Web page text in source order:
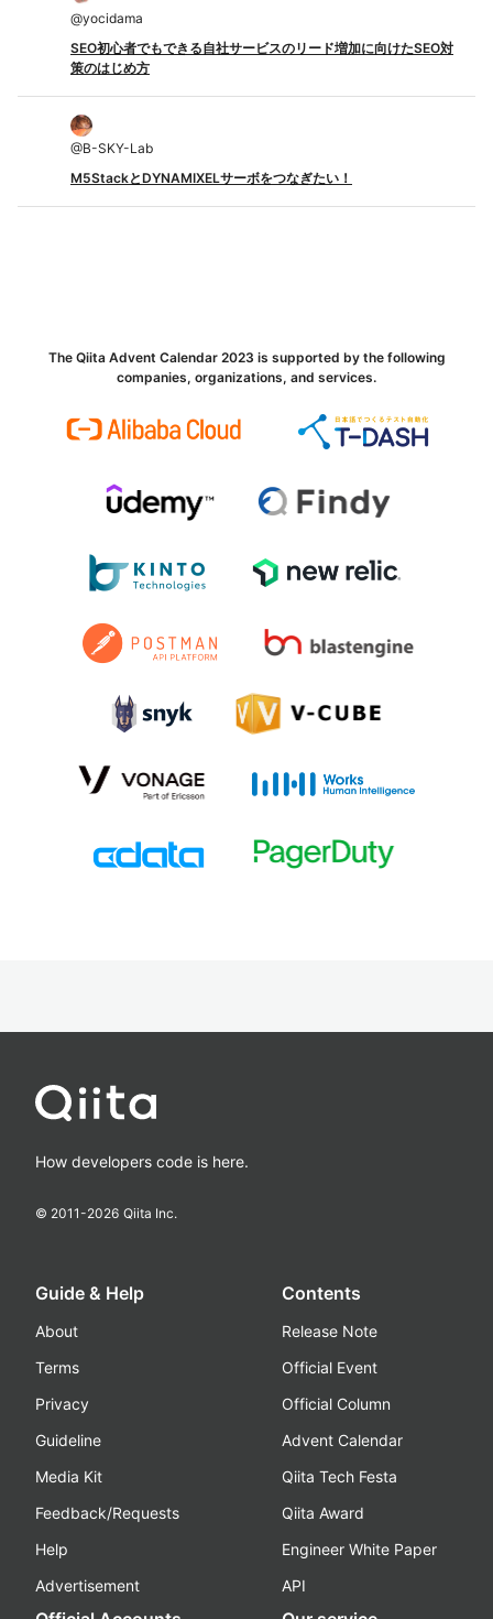
@yocidama
SEO初心者でもできる自社サービスのリード増加に向けたSEO対
策のはじめ方
@B-SKY-Lab
M5StackとDYNAMIXELサーボをつなぎたい！
The Qiita Advent Calendar 2023 is supported by the following
companies, organizations, and services.
How developers code is here.
© 2011-2026 Qiita Inc.
Guide & Help
About
Terms
Privacy
Guideline
Media Kit
Feedback/Requests
Help
Advertisement
Contents
Release Note
Official Event
Official Column
Advent Calendar
Qiita Tech Festa
Qiita Award
Engineer White Paper
API